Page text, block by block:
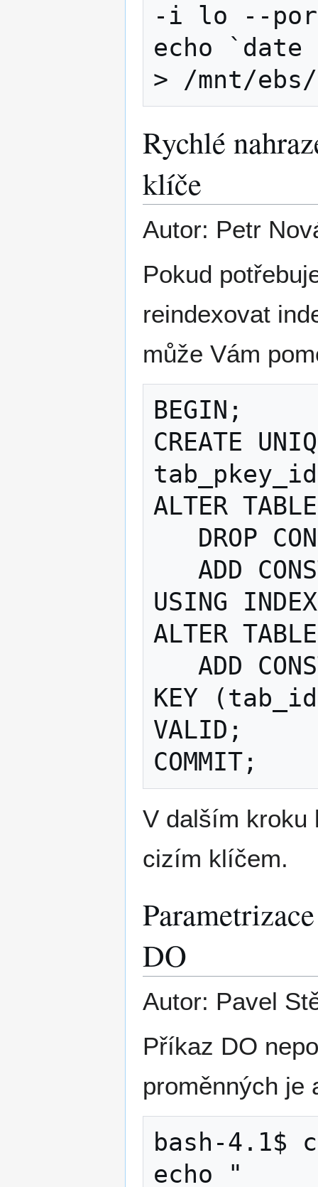
-i lo --
echo `date
Rychlé
klíče
Autor: Petr
Pokud
reindexovat
může Vám
BEGIN;
CREATE
ALTER
USING
ALTER
KEY
VALID;
V dalším kroku
cizím klíčem.
DO
Autor: Pavel
Příkaz DO
proměnných je
bash-4.1$
echo "